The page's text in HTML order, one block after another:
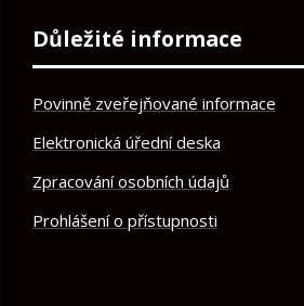
Důležité informace
Povinně zveřejňované informace
Elektronická úřední deska
Zpracování osobních údajů
Prohlášení o přístupnosti